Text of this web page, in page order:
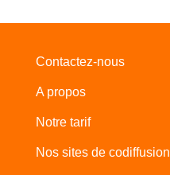
Contactez-nous
A propos
Notre tarif
Nos sites de codiffusion